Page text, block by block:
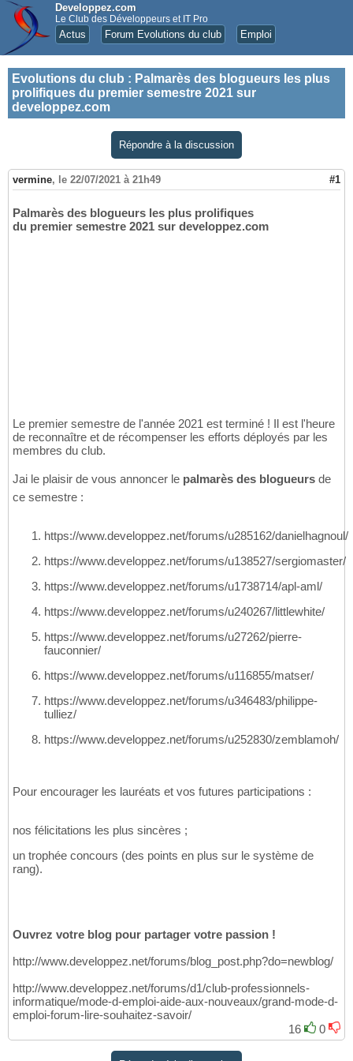
Developpez.com
Le Club des Développeurs et IT Pro
Actus Forum Evolutions du club Emploi
Evolutions du club : Palmarès des blogueurs les plus
prolifiques du premier semestre 2021 sur
developpez.com
Répondre à la discussion
vermine, le 22/07/2021 à 21h49 #1
Palmarès des blogueurs les plus prolifiques
du premier semestre 2021 sur developpez.com
Le premier semestre de l'année 2021 est terminé ! Il est l'heure
de reconnaître et de récompenser les efforts déployés par les
membres du club.
Jai le plaisir de vous annoncer le palmarès des blogueurs de
ce semestre :
https://www.developpez.net/forums/u285162/danielhagnoul/
https://www.developpez.net/forums/u138527/sergiomaster/
https://www.developpez.net/forums/u1738714/apl-aml/
https://www.developpez.net/forums/u240267/littlewhite/
https://www.developpez.net/forums/u27262/pierre-
fauconnier/
https://www.developpez.net/forums/u116855/matser/
https://www.developpez.net/forums/u346483/philippe-
tulliez/
https://www.developpez.net/forums/u252830/zemblamoh/
Pour encourager les lauréats et vos futures participations :
nos félicitations les plus sincères ;
un trophée concours (des points en plus sur le système de
rang).
Ouvrez votre blog pour partager votre passion !
http://www.developpez.net/forums/blog_post.php?do=newblog/
http://www.developpez.net/forums/d1/club-professionnels-
informatique/mode-d-emploi-aide-aux-nouveaux/grand-mode-d-
emploi-forum-lire-souhaitez-savoir/
16
0